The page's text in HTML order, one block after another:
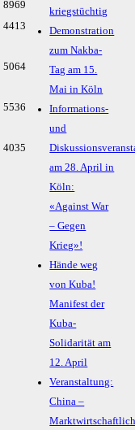
8969
4413
5064
5536
4035
kriegstüchtig
Demonstration
zum Nakba-
Tag am 15.
Mai in Köln
Informations-
und
am 28. April in
Köln:
«Against War
– Gegen
Krieg»!
Hände weg
von Kuba!
Manifest der
Kuba-
Solidarität am
12. April
Veranstaltung:
China –